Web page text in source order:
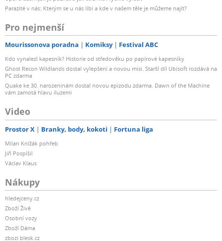
Parazité v nás: Kterým se u nás líbí a kde v našem těle je můžeme najít?
Pro nejmenší
Mourissonova poradna Komiksy Festival ABC
Kdo vynalezl kapesník? Historie od středověku po papírové kapesníky
Ghost Recon Wildlands dostal vylepšení a novou misi. Starší díl Ubisoft rozdává na
PC zdarma
Quake ke 30. narozeninám dostal novou epizodu zdarma. Dawn of the Machine
vám zamotá hlavu iluzemi
Video
Prostor X Branky, body, kokoti Fortuna liga
Milan Knížák pohřeb
Jiří Pospíšil
Václav Klaus
Nákupy
hledejceny.cz
Zboží Živě
Osobní vozy
Zboží Dáma
zbozi.blesk.cz